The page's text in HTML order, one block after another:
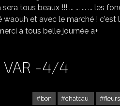
sera tous beaux !!! ... ... ... ... les
et avec le marché ! c'est
à tous belle journée a+
VAR -4/4
bon chateau fleurs